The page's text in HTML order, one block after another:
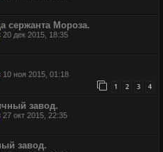
сержанта Мороза.
20 дек 2015, 18:35
10 ноя 2015, 01:18
1 2 3 4
завод.
27 окт 2015, 22:35
завод.